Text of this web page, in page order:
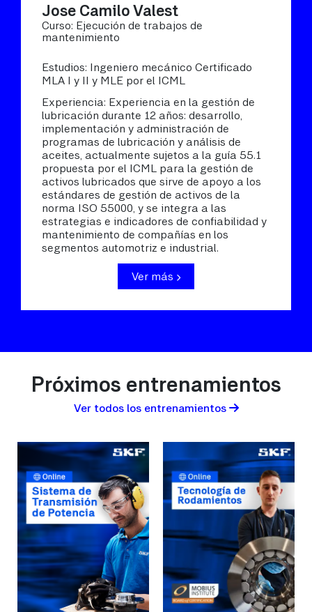
Jose Camilo Valest
Curso: Ejecución de trabajos de
mantenimiento
Estudios: Ingeniero mecánico Certificado
MLA I y II y MLE por el ICML
Experiencia: Experiencia en la gestión de
lubricación durante 12 años: desarrollo,
implementación y administración de
programas de lubricación y análisis de
aceites, actualmente sujetos a la guía 55.1
propuesta por el ICML para la gestión de
activos lubricados que sirve de apoyo a los
estándares de gestión de activos de la
norma ISO 55000, y se integra a las
estrategias e indicadores de confiabilidad y
mantenimiento de compañías en los
segmentos automotriz e industrial.
Ver más
Próximos entrenamientos
Ver todos los entrenamientos